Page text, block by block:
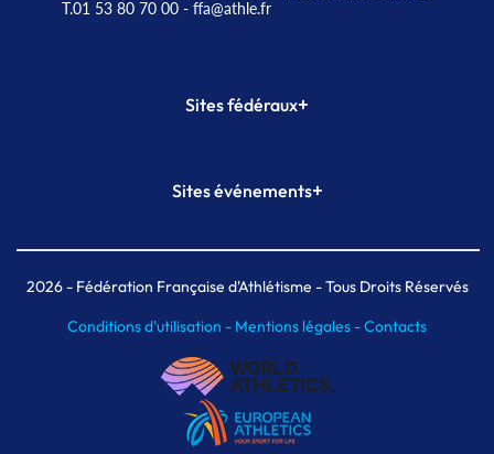
T.01 53 80 70 00- ffa@athle.fr
Sites fédéraux+
Plateforme Formation
Sites événements+
Meeting de Paris indoor
MAIF Ekiden de Paris
2026- Fédération Française d'Athlétisme - Tous Droits Réservés
Conditions d'utilisation - Mentions légales -Contacts